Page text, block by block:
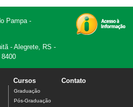
Pampa -
- Alegrete, RS -
Cursos
Graduação
Pós-Graduação
Contato